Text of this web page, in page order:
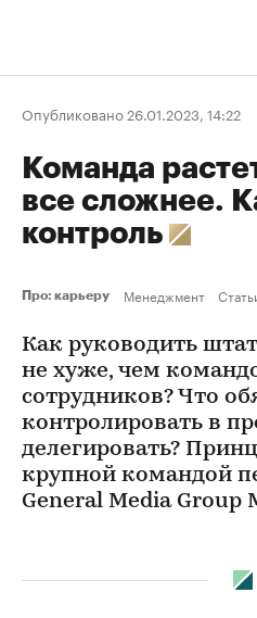
Опубликовано 26.01.2023, 14:22
Команда
все сложнее.
контроль
Про: карьеру Менеджмент
Как руководить
не хуже, чем
сотрудников? Что
контролировать в
делегировать?
крупной командой
General Media